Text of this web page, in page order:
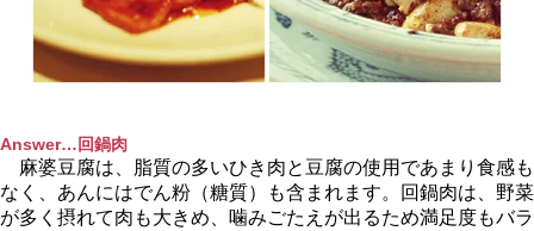
Answer…回鍋肉
麻婆豆腐は、脂質の多いひき肉と豆腐の使用であまり食感も
なく、あんにはでん粉（糖質）も含まれます。回鍋肉は、野菜
が多く摂れて肉も大きめ、噛みごたえが出るため満足度もバラ